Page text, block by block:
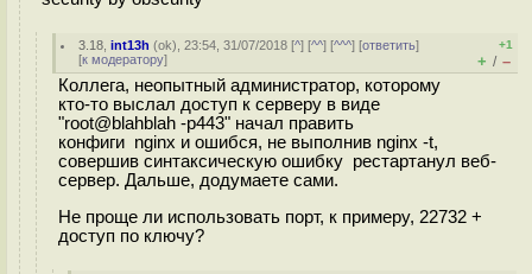
3.18 ,int13h (ok), 23:54, 31/07/2018 [^] [^^] [^^^] [ответить]
[к модератору]
+1
+ / –
Коллега, неопытный администратор, которому
кто-то выслал доступ к серверу в виде
"root@blahblah -p443" начал править
конфиги nginx и ошибся, не выполнив nginx -t,
совершив синтаксическую ошибку рестартанул веб-
сервер. Дальше, додумаете сами.
Не проще ли использовать порт, к примеру, 22732 +
доступ по ключу?